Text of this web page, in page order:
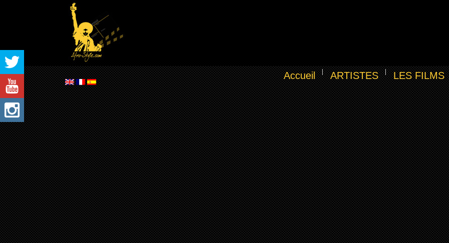
Accueil ARTISTES LES FILMS